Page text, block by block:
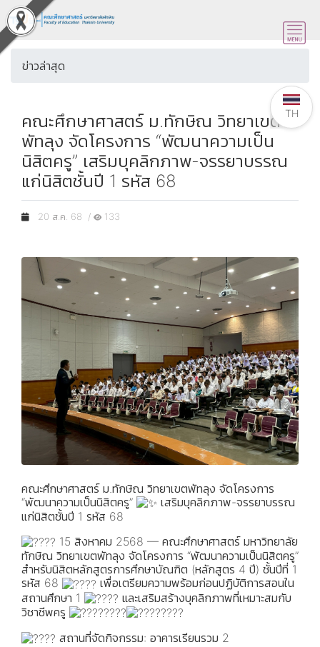
ข่าวล่าสุด
คณะศึกษาศาสตร์ ม.ทักษิณ วิทยาเขต
พัทลุง จัดโครงการ “พัฒนาความเป็น
นิสิตครู” เสริมบุคลิกภาพ-จรรยาบรรณ
แก่นิสิตชั้นปี 1 รหัส 68
20 ส.ค. 68 / 133
คณะศึกษาศาสตร์ ม.ทักษิณ วิทยาเขตพัทลุง จัดโครงการ
“พัฒนาความเป็นนิสิตครู”
เสริมบุคลิกภาพ-จรรยาบรรณ
แก่นิสิตชั้นปี 1 รหัส 68
15 สิงหาคม 2568 — คณะศึกษาศาสตร์ มหาวิทยาลัย
ทักษิณ วิทยาเขตพัทลุง จัดโครงการ “พัฒนาความเป็นนิสิตครู”
สำหรับนิสิตหลักสูตรการศึกษาบัณฑิต (หลักสูตร 4 ปี) ชั้นปีที่ 1
รหัส 68
เพื่อเตรียมความพร้อมก่อนปฏิบัติการสอนใน
สถานศึกษา 1
และเสริมสร้างบุคลิกภาพที่เหมาะสมกับ
วิชาชีพครู
สถานที่จัดกิจกรรม: อาคารเรียนรวม 2
TH